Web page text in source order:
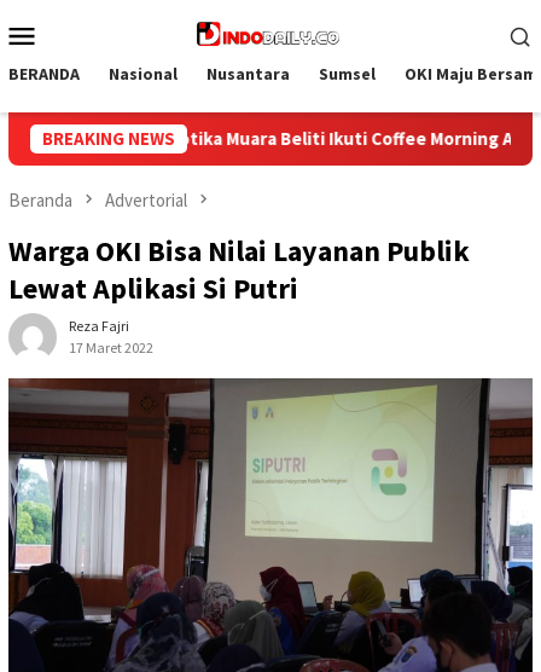
ke
Mobile
BERANDA Nasional Nusantara Sumsel OKI Maju
BREAKING NEWS
Aparat Penegak Hukum Perkuat Sinergi, Lapas
Beranda Advertorial
Warga OKI Bisa Nilai Layanan Publik
Lewat Aplikasi Si Putri
Reza Fajri
17 Maret 2022